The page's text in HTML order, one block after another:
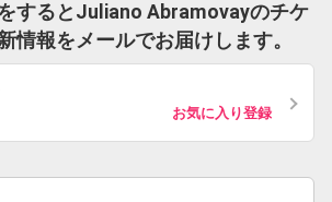
するとJuliano Abramovayのチケ
情報をメールでお届けします。
お気に入り登録